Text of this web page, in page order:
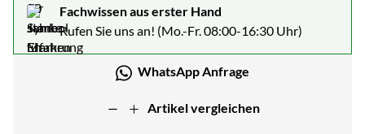
Fachwissen aus erster Hand
Rufen Sie uns an! (Mo.-Fr. 08:00-16:30 Uhr)
WhatsApp Anfrage
Artikel vergleichen